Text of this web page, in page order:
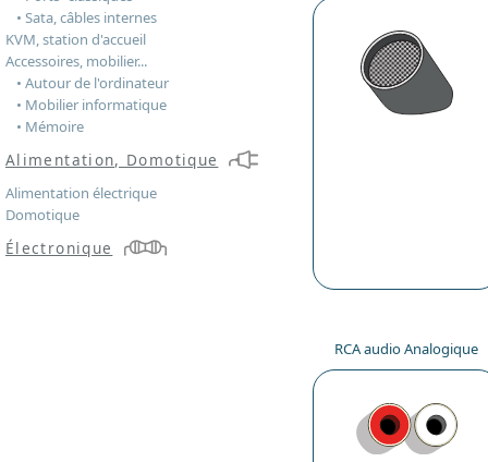
RCA audio Analogique
• Sata, câbles internes
KVM, station d'accueil
Accessoires, mobilier...
• Autour de l'ordinateur
• Mobilier informatique
• Mémoire
Alimentation, Domotique
Alimentation électrique
Domotique
Électronique